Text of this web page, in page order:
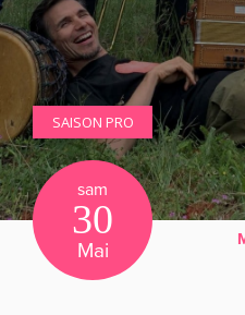
sam
30
Mai
SAISON PRO